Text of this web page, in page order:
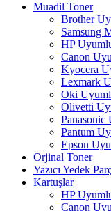
Muadil Toner
Brother
Samsung
HP
Canon
Kyocera
Lexmark
Oki
Olivetti
Panasonic
Pantum
Epson
Orjinal Toner
Yazıcı Yedek
Kartuşlar
HP
Canon